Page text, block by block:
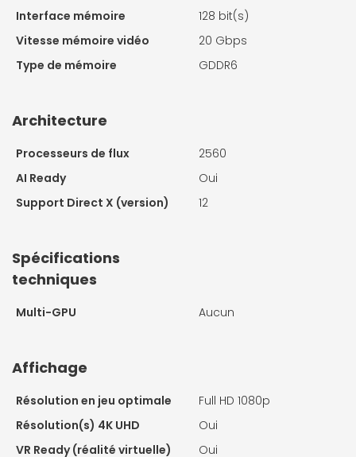
Interface mémoire
128 bit(s)
Vitesse mémoire vidéo
20 Gbps
Type de mémoire
GDDR6
Architecture
Processeurs de flux
2560
AI Ready
Oui
Support Direct X (version)
12
Spécifications
techniques
Multi-GPU Aucun
Affichage
Résolution en jeu optimale
Full HD 1080p
Résolution(s) 4K UHD
Oui
VR Ready (réalité virtuelle)
Oui